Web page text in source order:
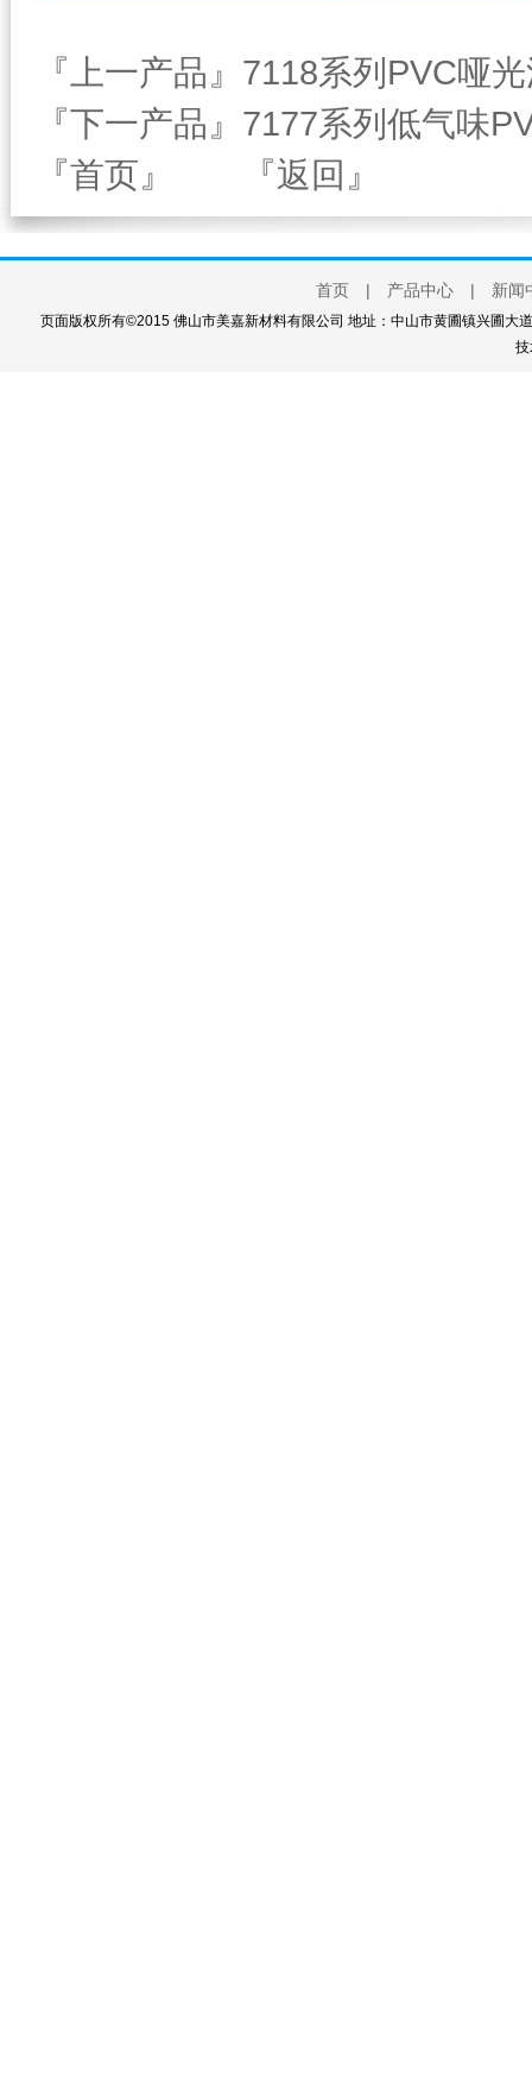
『上一产品』7118系列PVC哑
『下一产品』7177系列低气味
『首页』
『返回』
首页 | 产品中心 | 新闻
页面版权所有©2015 佛山市美嘉新材料有限公司 地址：中山市黄圃镇兴圃大